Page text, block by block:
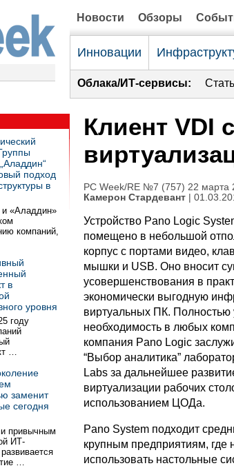
Новости Обзоры
Инновации
Облака/ИТ-сервисы:
подход
в
и «Аладдин»
компаний,
в
уровня
году
…
заменит
сегодня
привычным
ИТ-
…
Клиент VDI
PC Week/RE №7 (757) 22 марта
Камерон Стардевант |
Устройство Pano Logic
помещено в небольшой
корпус с портами видео,
мышки и USB. Оно вносит
усовершенствования в
экономически выгодную
виртуальных ПК. Полностью
необходимость в любых
компания Pano Logic
“Выбор аналитика”
Labs за дальнейшее
виртуализации рабочих
использованием ЦОДа.
Pano System подходит
крупным предприятиям, где
использовать настольные